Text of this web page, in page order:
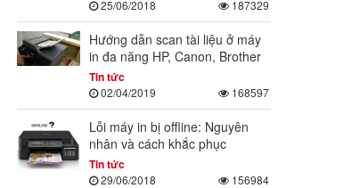
25/06/2018 187329
Hướng dẫn scan tài liệu ở máy
in đa năng HP, Canon, Brother
Tin tức
02/04/2019 168597
Lỗi máy in bị offline: Nguyên
nhân và cách khắc phục
Tin tức
29/06/2018 156984